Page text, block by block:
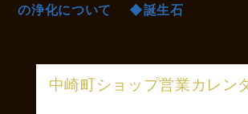
の浄化について
◆誕生石
中崎町ショップ営業カレン